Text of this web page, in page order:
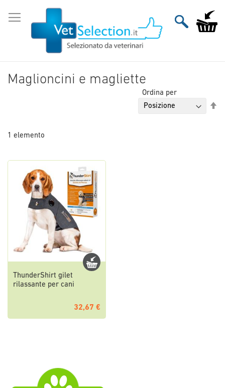
al
contenuto
Carrello
Maglioncini e magliette
1 elemento
Ordina per
ThunderShirt gilet
rilassante per cani
32,67 €